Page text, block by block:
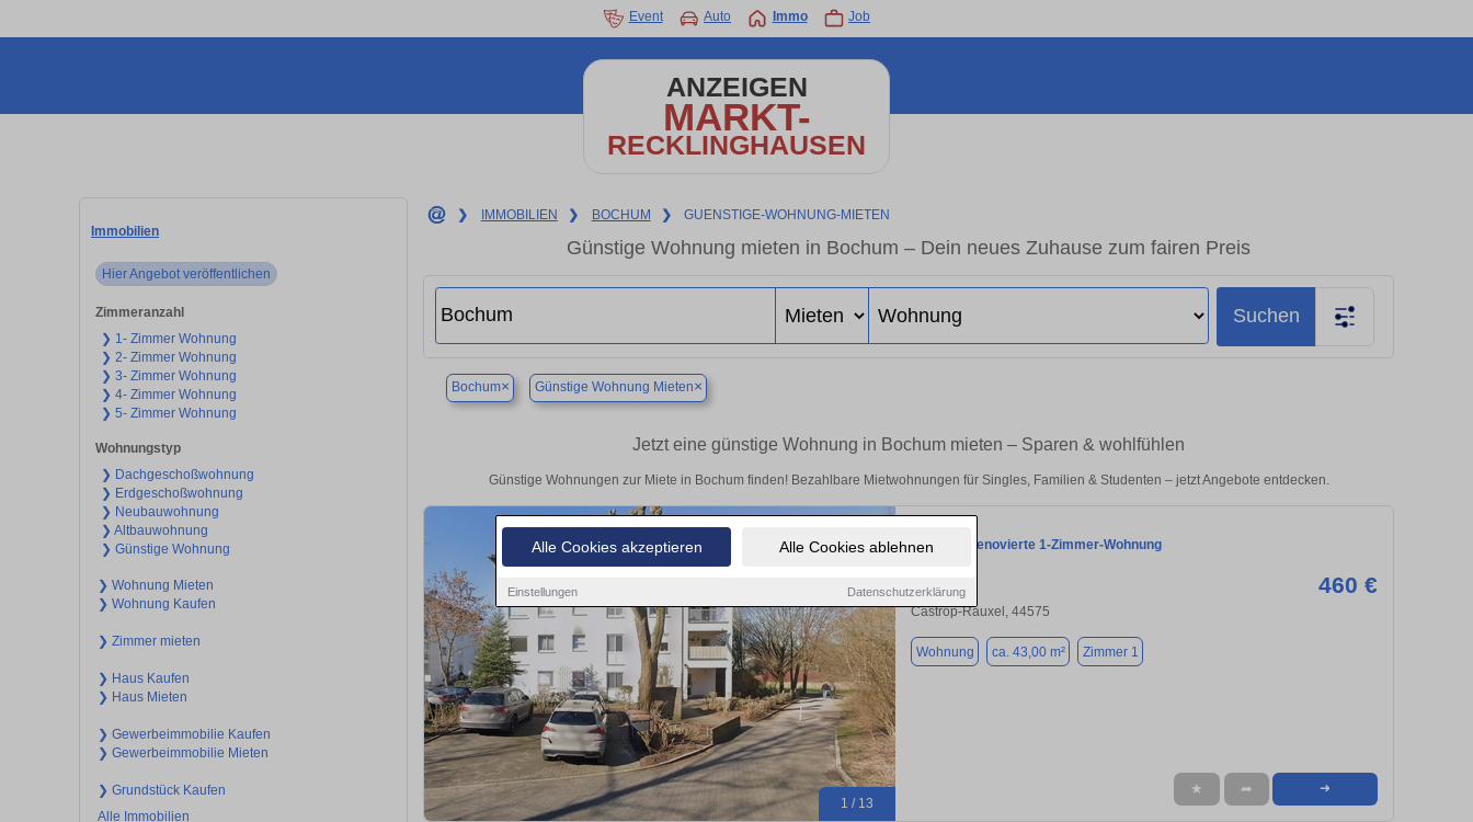
Alle Cookies akzeptieren Alle Cookies ablehnen
Einstellungen Datenschutzerklärung
Event Auto Immo Job
ANZEIGEN
MARKT-
RECKLINGHAUSEN
Immobilien
Hier Angebot veröffentlichen
Zimmeranzahl
❯ 1- Zimmer Wohnung
❯ 2- Zimmer Wohnung
❯ 3- Zimmer Wohnung
❯ 4- Zimmer Wohnung
❯ 5- Zimmer Wohnung
Wohnungstyp
❯ Dachgeschoßwohnung
❯ Erdgeschoßwohnung
❯ Neubauwohnung
❯ Altbauwohnung
❯ Günstige Wohnung
❯ Wohnung Mieten
❯ Wohnung Kaufen
❯ Zimmer mieten
❯ Haus Kaufen
❯ Haus Mieten
❯ Gewerbeimmobilie Kaufen
❯ Gewerbeimmobilie Mieten
❯ Grundstück Kaufen
Alle Immobilien
❯ IMMOBILIEN ❯ BOCHUM ❯ GUENSTIGE-WOHNUNG-MIETEN
Günstige Wohnung mieten in Bochum – Dein neues Zuhause zum fairen Preis
Suchen
Bochum× Günstige Wohnung Mieten×
Jetzt eine günstige Wohnung in Bochum mieten – Sparen & wohlfühlen
Günstige Wohnungen zur Miete in Bochum finden! Bezahlbare Mietwohnungen für Singles, Familien & Studenten – jetzt Angebote entdecken.
1 / 13
Komplett renovierte 1-Zimmer-Wohnung
460 €
Castrop-Rauxel, 44575
Wohnung ca. 43,00 m² Zimmer 1
★ ➦ ➜